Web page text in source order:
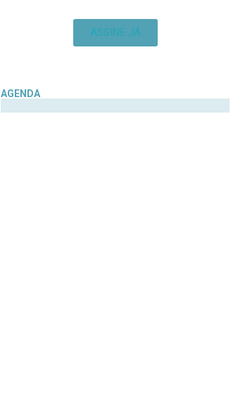
ASSINE JÁ
AGENDA